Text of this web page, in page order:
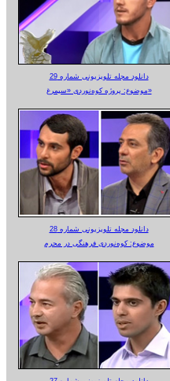
دانلود مجله تلویزیونی شماره 29
موضوع: پروژه کوه‌نوردی «سیمرغ»
دانلود مجله تلویزیونی شماره 28
موضوع: کوه‌نوردی فرهنگی در محرم